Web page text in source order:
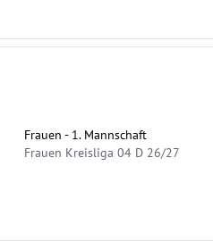
Frauen - 1. Mannschaft
Frauen Kreisliga 04 D 26/27